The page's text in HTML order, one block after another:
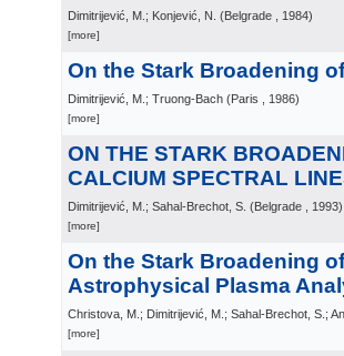
Dimitrijević, M.; Konjević, N. (Belgrade , 1984)
[more]
On the Stark Broadening
Dimitrijević, M.; Truong-Bach (Paris , 1986)
[more]
ON THE STARK
CALCIUM SPECTRAL
Dimitrijević, M.; Sahal-Brechot, S. (Belgrade , 1993)
[more]
On the Stark Broadening
Astrophysical Plasma
Christova, M.; Dimitrijević, M.; Sahal-Brechot, S.;
[more]